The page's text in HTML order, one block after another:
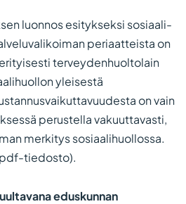
luonnos esitykseksi sosiaali-
periaatteista on
terveydenhuoltolain
yleisestä
on vain
perustella vakuuttavasti,
merkitys sosiaalihuollossa.
tiedosto).
eduskunnan